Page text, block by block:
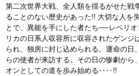
第二次世界大戦、全人類を揺るがせた戦
ることのない歴史があった!! 大切な人を
とで、異能を手にした者たち──レベリ
リカの日系人収容所に収容されたゲンジ
られ、独房に封じ込められる。運命の日
らの使者が来訪する。その日の惨劇から
オンとしての道を歩み始める‥‥!!